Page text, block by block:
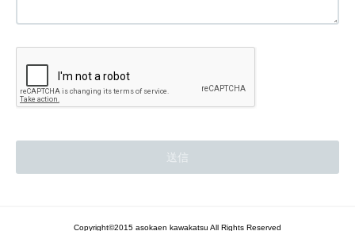
Copyright©2015 asokaen kawakatsu All Rights Reserved